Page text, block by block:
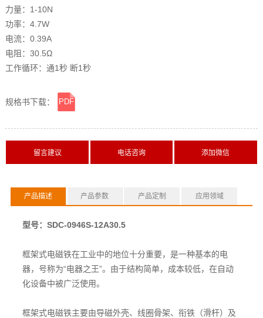
力量：1-10N
功率：4.7W
电流：0.39A
电阻：30.5Ω
工作循环：通1秒 断1秒
规格书下载： PDF
产品描述 产品参数 产品定制 应用领域
型号：SDC-0946S-12A30.5
框架式电磁铁在工业中的地位十分重要，是一种基本的电
器，号称为“电器之王”。由于结构简单，成本较低，在自动
化设备中被广泛使用。
框架式电磁铁主要由导磁外壳、线圈骨架、衔铁（滑杆）及